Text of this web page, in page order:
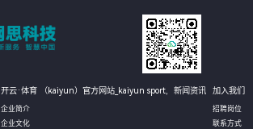
开云·体育 （kaiyun）官方网站_kaiyun sport,
企业简介
企业文化
新闻资讯 加入我们
招聘岗位
联系方式